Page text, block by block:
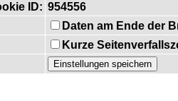
ID: 954556
Daten am Ende der
Kurze